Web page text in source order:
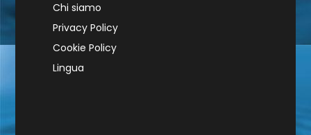
Chi siamo
Privacy Policy
Cookie Policy
Lingua